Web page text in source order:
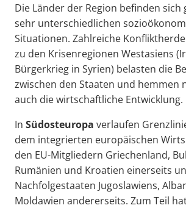
Die Länder der Region befinden sich
sehr unterschiedlichen
Situationen. Zahlreiche
zu den Krisenregionen Westasiens
Bürgerkrieg in Syrien) belasten die
zwischen den Staaten und hemmen
auch die wirtschaftliche Entwicklung.
In Südosteuropa verlaufen
dem integrierten europäischen
den EU-Mitgliedern Griechenland,
Rumänien und Kroatien einerseits
Nachfolgestaaten Jugoslawiens,
Moldawien andererseits. Zum Teil